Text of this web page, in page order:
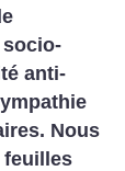
socio-
anti-
Nous
feuilles